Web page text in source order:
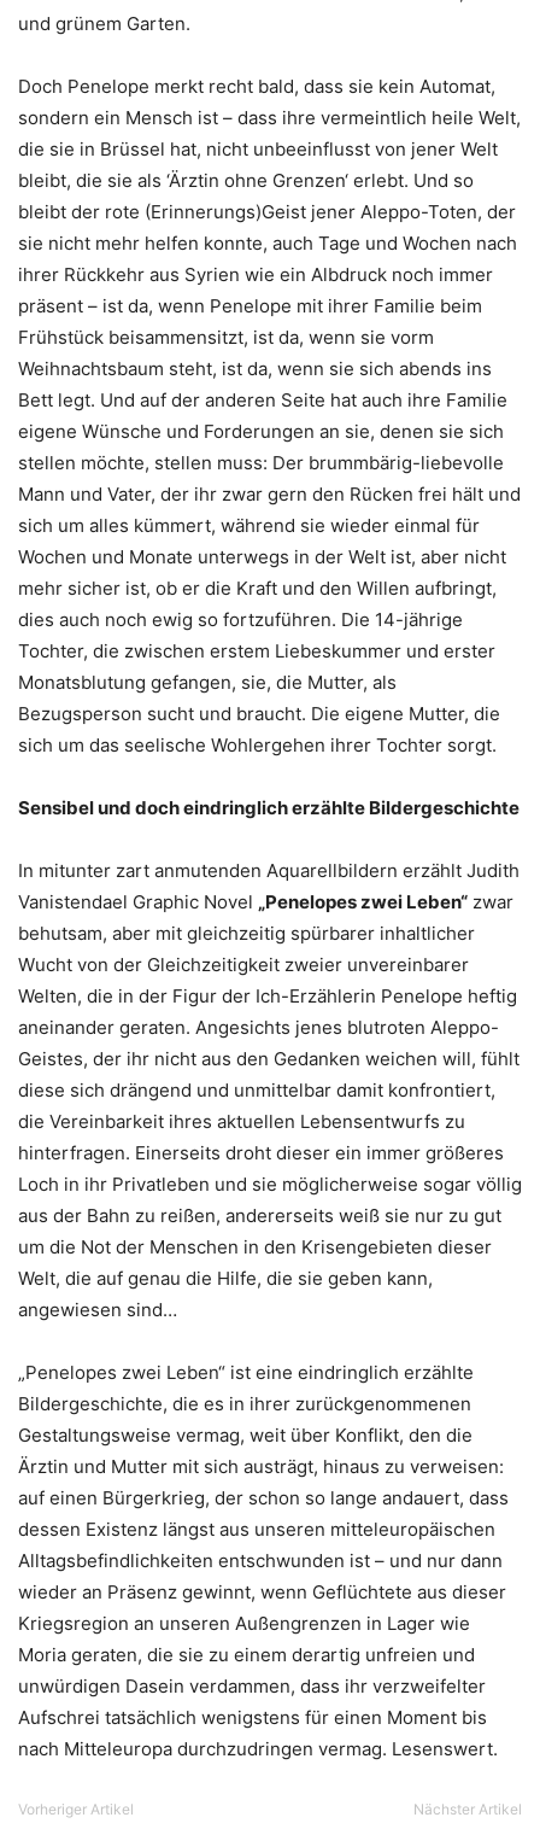
und grünem Garten.
Doch Penelope merkt recht bald, dass sie kein Automat,
sondern ein Mensch ist – dass ihre vermeintlich heile Welt,
die sie in Brüssel hat, nicht unbeeinflusst von jener Welt
bleibt, die sie als ‘Ärztin ohne Grenzen‘ erlebt. Und so
bleibt der rote (Erinnerungs)Geist jener Aleppo-Toten, der
sie nicht mehr helfen konnte, auch Tage und Wochen nach
ihrer Rückkehr aus Syrien wie ein Albdruck noch immer
präsent – ist da, wenn Penelope mit ihrer Familie beim
Frühstück beisammensitzt, ist da, wenn sie vorm
Weihnachtsbaum steht, ist da, wenn sie sich abends ins
Bett legt. Und auf der anderen Seite hat auch ihre Familie
eigene Wünsche und Forderungen an sie, denen sie sich
stellen möchte, stellen muss: Der brummbärig-liebevolle
Mann und Vater, der ihr zwar gern den Rücken frei hält und
sich um alles kümmert, während sie wieder einmal für
Wochen und Monate unterwegs in der Welt ist, aber nicht
mehr sicher ist, ob er die Kraft und den Willen aufbringt,
dies auch noch ewig so fortzuführen. Die 14-jährige
Tochter, die zwischen erstem Liebeskummer und erster
Monatsblutung gefangen, sie, die Mutter, als
Bezugsperson sucht und braucht. Die eigene Mutter, die
sich um das seelische Wohlergehen ihrer Tochter sorgt.
Sensibel und doch eindringlich erzählte Bildergeschichte
In mitunter zart anmutenden Aquarellbildern erzählt Judith
Vanistendael Graphic Novel „Penelopes zwei Leben“ zwar
behutsam, aber mit gleichzeitig spürbarer inhaltlicher
Wucht von der Gleichzeitigkeit zweier unvereinbarer
Welten, die in der Figur der Ich-Erzählerin Penelope heftig
aneinander geraten. Angesichts jenes blutroten Aleppo-
Geistes, der ihr nicht aus den Gedanken weichen will, fühlt
diese sich drängend und unmittelbar damit konfrontiert,
die Vereinbarkeit ihres aktuellen Lebensentwurfs zu
hinterfragen. Einerseits droht dieser ein immer größeres
Loch in ihr Privatleben und sie möglicherweise sogar völlig
aus der Bahn zu reißen, andererseits weiß sie nur zu gut
um die Not der Menschen in den Krisengebieten dieser
Welt, die auf genau die Hilfe, die sie geben kann,
angewiesen sind…
„Penelopes zwei Leben“ ist eine eindringlich erzählte
Bildergeschichte, die es in ihrer zurückgenommenen
Gestaltungsweise vermag, weit über Konflikt, den die
Ärztin und Mutter mit sich austrägt, hinaus zu verweisen:
auf einen Bürgerkrieg, der schon so lange andauert, dass
dessen Existenz längst aus unseren mitteleuropäischen
Alltagsbefindlichkeiten entschwunden ist – und nur dann
wieder an Präsenz gewinnt, wenn Geflüchtete aus dieser
Kriegsregion an unseren Außengrenzen in Lager wie
Moria geraten, die sie zu einem derartig unfreien und
unwürdigen Dasein verdammen, dass ihr verzweifelter
Aufschrei tatsächlich wenigstens für einen Moment bis
nach Mitteleuropa durchzudringen vermag. Lesenswert.
Vorheriger Artikel Nächster Artikel